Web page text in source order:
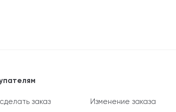
заказ
Изменение заказа